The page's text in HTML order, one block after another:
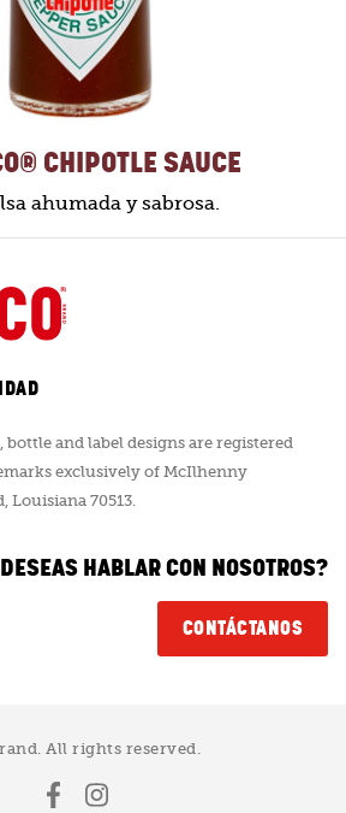
CHIPOTLE SAUCE
ahumada y sabrosa.
bottle and label designs are registered
exclusively of McIlhenny
Louisiana 70513.
HABLAR CON NOSOTROS?
CONTÁCTANOS
All rights reserved.